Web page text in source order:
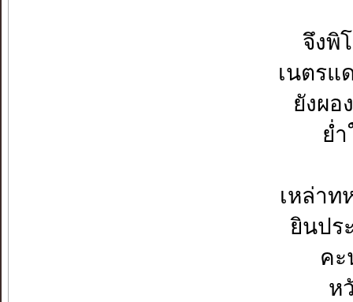
จึงพิ
เนตรแ
ยังผอ
ย่
เหล่า
ยินปร
คะ
ห